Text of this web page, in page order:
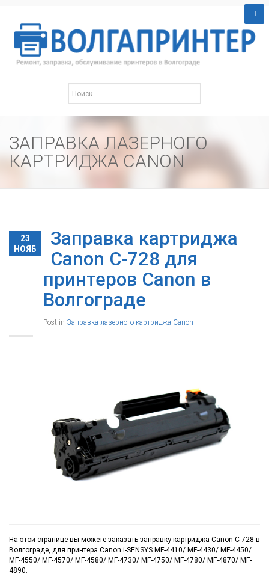
ЗАПРАВКА ЛАЗЕРНОГО
КАРТРИДЖА CANON
23
НОЯБ
Заправка картриджа
Canon C-728 для
принтеров Canon в
Волгограде
Post in Заправка лазерного картриджа Canon
На этой странице вы можете заказать заправку картриджа Canon C-728 в
Волгограде, для принтера Canon i-SENSYS MF-4410/ MF-4430/ MF-4450/
MF-4550/ MF-4570/ MF-4580/ MF-4730/ MF-4750/ MF-4780/ MF-4870/ MF-
4890.